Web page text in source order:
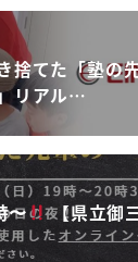
捨てた「塾の
リアル…
〜
【県立御